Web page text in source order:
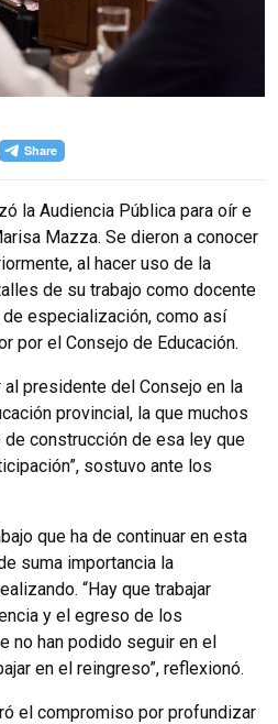
la Audiencia Pública para oír e
Mazza. Se dieron a conocer
al hacer uso de la
de su trabajo como docente
especialización, como así
por el Consejo de Educación.
al presidente del Consejo en la
provincial, la que muchos
construcción de esa ley que
sostuvo ante los
que ha de continuar en esta
suma importancia la
“Hay que trabajar
y el egreso de los
no han podido seguir en el
en el reingreso”, reflexionó.
el compromiso por profundizar